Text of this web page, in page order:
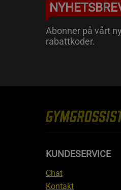
Abonner på vårt
rabattkoder.
KUNDESERVICE
Chat
Kontakt